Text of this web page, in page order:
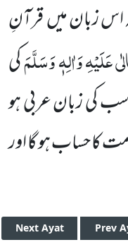
زبان میں قرآنِ
عَلَیْہِ وَاٰلِہٖ وَسَلَّمَکی
کی زبان عربی ہو
کا حساب ہو گا اور
Next Ayat Prev